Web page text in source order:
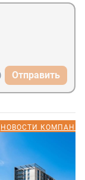
Отправить
НОВОСТИ